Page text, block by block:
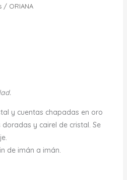
/ ORIANA
y cuentas chapadas en oro
y cairel de cristal. Se
de imán a imán.